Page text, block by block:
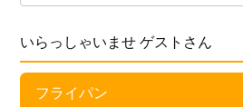
新規登録
いらっしゃいませ ゲストさん
フライパン